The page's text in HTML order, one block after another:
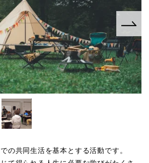
の共同生活を基本とする活動です。